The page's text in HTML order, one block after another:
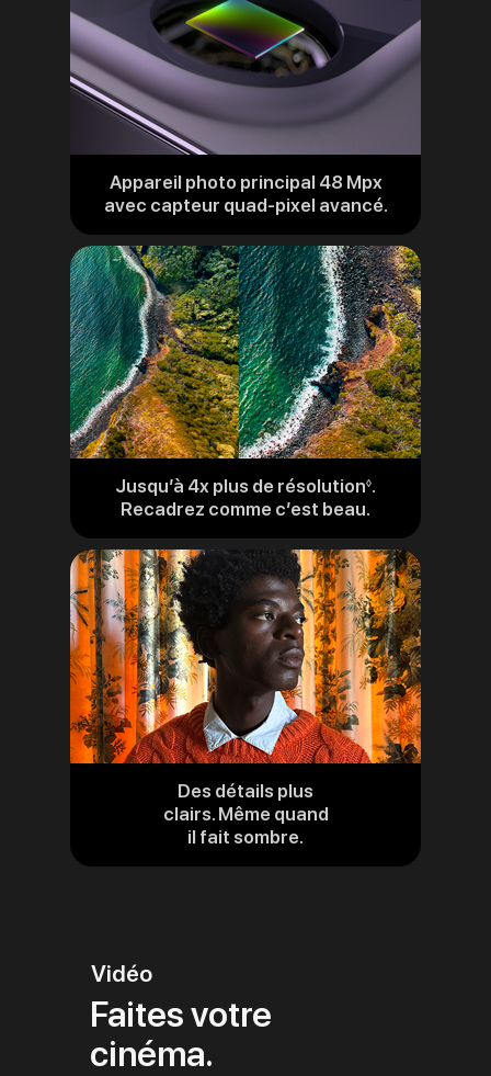
Appareil photo principal 48 Mpx
avec capteur quad-pixel avancé.
Jusqu’à 4x plus de résolution◊.
mentions
légales
Recadrez comme c’est beau.
Des détails plus
clairs. Même quand
il fait sombre.
Vidéo
Faites votre
cinéma.